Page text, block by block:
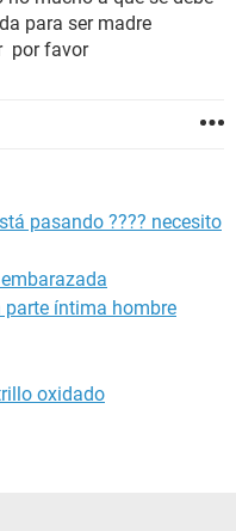
para ser madre
por favor
pasando ???? necesito
parte íntima hombre
oxidado